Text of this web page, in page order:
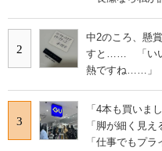
2
中2のころ、懸
すと…… 「いい
熱ですね……」
3
「4本も買いま
「脚が細く見
「仕事でもプラ